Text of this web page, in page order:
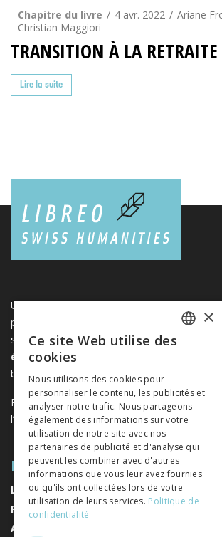
Chapitre du livre 4 avr. 2022
Ariane
Christian Maggiori
TRANSITION À LA RETRAITE
Lire la suite
Une plateforme unique regroupant des livres
publiés par les éditeurs suisses de sciences
sociales. Libreo.ch est la propriété de l'
éditeurs de sciences sociales et
but lucratif.www.editeurssuisses.ch
Projet réalisé avec le soutien de la
l’instruction publique de la Suisse romande et
PLAN DU SITE
LIVRES
REVUES
AUTEURS
ITALIAN
×
Ce site Web utilise des
cookies
Nous utilisons des cookies pour
personnaliser le contenu, les publicités et
analyser notre trafic. Nous partageons
également des informations sur votre
utilisation de notre site avec nos
partenaires de publicité et d'analyse qui
peuvent les combiner avec d'autres
informations que vous leur avez fournies
ou qu'ils ont collectées lors de votre
utilisation de leurs services. Politique de
confidentialité